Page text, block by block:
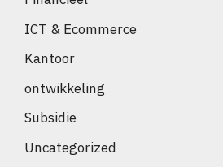
ICT & Ecommerce
Kantoor
ontwikkeling
Subsidie
Uncategorized